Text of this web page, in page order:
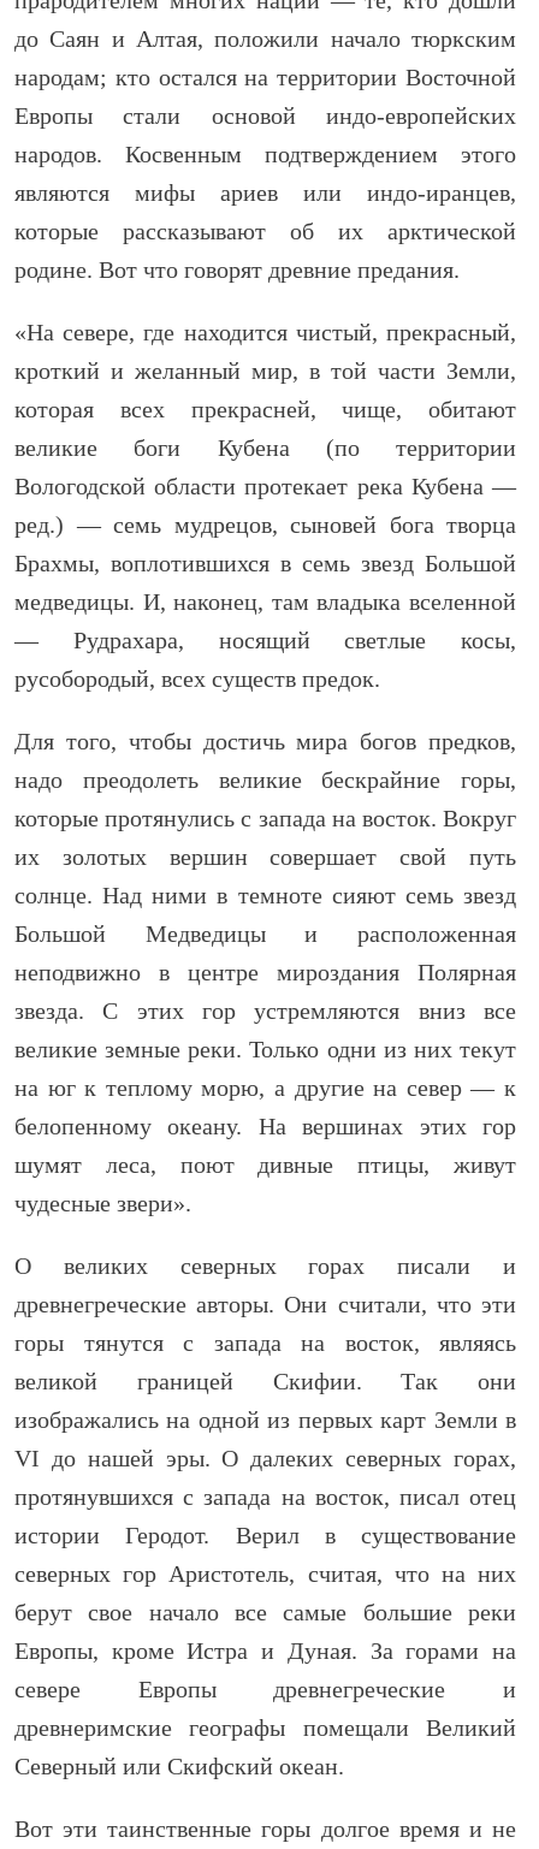
до Саян и Алтая, положили начало тюркским
народам; кто остался на территории Восточной
Европы стали основой индо-европейских
народов. Косвенным подтверждением этого
являются мифы ариев или индо-иранцев,
которые рассказывают об их арктической
родине. Вот что говорят древние предания.
«На севере, где находится чистый, прекрасный,
кроткий и желанный мир, в той части Земли,
которая всех прекрасней, чище, обитают
великие боги Кубена (по территории
Вологодской области протекает река Кубена —
ред.) — семь мудрецов, сыновей бога творца
Брахмы, воплотившихся в семь звезд Большой
медведицы. И, наконец, там владыка вселенной
— Рудрахара, носящий светлые косы,
русобородый, всех существ предок.
Для того, чтобы достичь мира богов предков,
надо преодолеть великие бескрайние горы,
которые протянулись с запада на восток. Вокруг
их золотых вершин совершает свой путь
солнце. Над ними в темноте сияют семь звезд
Большой Медведицы и расположенная
неподвижно в центре мироздания Полярная
звезда. С этих гор устремляются вниз все
великие земные реки. Только одни из них текут
на юг к теплому морю, а другие на север — к
белопенному океану. На вершинах этих гор
шумят леса, поют дивные птицы, живут
чудесные звери».
О великих северных горах писали и
древнегреческие авторы. Они считали, что эти
горы тянутся с запада на восток, являясь
великой границей Скифии. Так они
изображались на одной из первых карт Земли в
VI до нашей эры. О далеких северных горах,
протянувшихся с запада на восток, писал отец
истории Геродот. Верил в существование
северных гор Аристотель, считая, что на них
берут свое начало все самые большие реки
Европы, кроме Истра и Дуная. За горами на
севере Европы древнегреческие и
древнеримские географы помещали Великий
Северный или Скифский океан.
Вот эти таинственные горы долгое время и не